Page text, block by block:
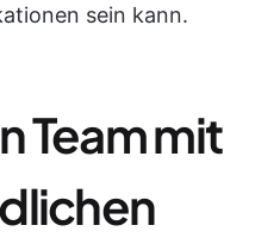
sein kann.
Team mit